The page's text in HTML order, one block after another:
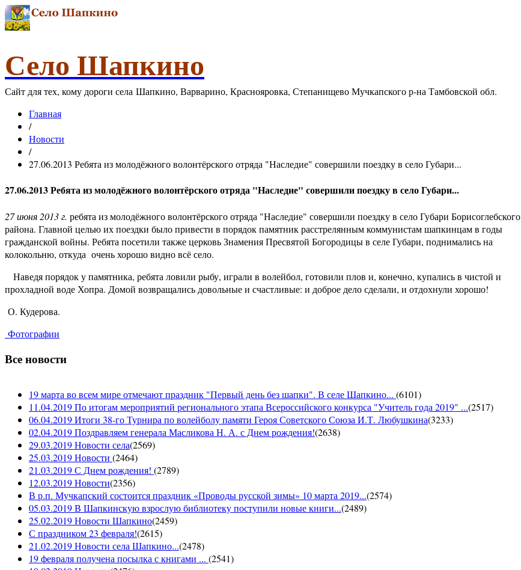
Село Шапкино
Сайт для тех, кому дороги села Шапкино, Варварино, Краснояровка, Степанищево Мучкапского р-на Тамбовской обл.
Главная
/
Новости
/
27.06.2013 Ребята из молодёжного волонтёрского отряда "Наследие" совершили поездку в село Губари...
27.06.2013 Ребята из молодёжного волонтёрского отряда "Наследие" совершили поездку в село Губари...
27 июня 2013 г. ребята из молодёжного волонтёрского отряда "Наследие" совершили поездку в село Губари Борисоглебского
района. Главной целью их поездки было привести в порядок памятник расстрелянным коммунистам шапкинцам в годы
гражданской войны. Ребята посетили также церковь Знамения Пресвятой Богородицы в селе Губари, поднимались на
колокольню, откуда очень хорошо видно всё село.
Наведя порядок у памятника, ребята ловили рыбу, играли в волейбол, готовили плов и, конечно, купались в чистой и
прохладной воде Хопра. Домой возвращались довольные и счастливые: и доброе дело сделали, и отдохнули хорошо!
О. Кудерова.
Фотографии
Все новости
19 марта во всем мире отмечают праздник "Первый день без шапки". В селе Шапкино... (6101)
11.04.2019 По итогам мероприятий регионального этапа Всероссийского конкурса "Учитель года 2019" ...(2517)
06.04.2019 Итоги 38-го Турнира по волейболу памяти Героя Советского Союза И.Т. Любушкина(3233)
02.04.2019 Поздравляем генерала Масликова Н. А. с Днем рождения!(2638)
29.03.2019 Новости села(2569)
25.03.2019 Новости (2464)
21.03.2019 С Днем рождения! (2789)
12.03.2019 Новости(2356)
В р.п. Мучкапский состоится праздник «Проводы русской зимы» 10 марта 2019...(2574)
05.03.2019 В Шапкинскую взрослую библиотеку поступили новые книги...(2489)
25.02.2019 Новости Шапкино(2459)
С праздником 23 февраля!(2615)
21.02.2019 Новости села Шапкино...(2478)
19 февраля получена посылка с книгами ... (2541)